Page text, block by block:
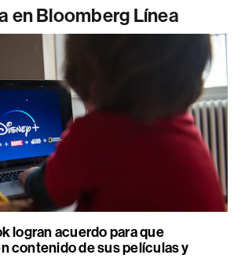
en Bloomberg Línea
logran acuerdo para que
contenido de sus películas y